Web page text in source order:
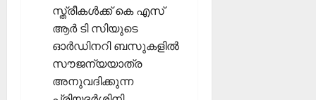
സ്ത്രീകള്‍ക്ക് കെ എസ്
ആര്‍ ടി സിയുടെ
ഓര്‍ഡിനറി ബസുകളില്‍
സൗജന്യയാത്ര
അനുവദിക്കുന്ന